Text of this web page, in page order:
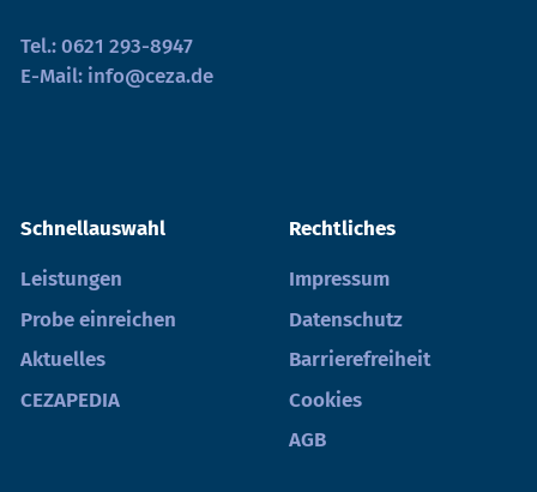
Tel.:0621 293-8947
E-Mail: info@ceza.de
Schnellauswahl
Leistungen
Probe einreichen
Aktuelles
CEZAPEDIA
Rechtliches
Impressum
Datenschutz
Barrierefreiheit
Cookies
AGB